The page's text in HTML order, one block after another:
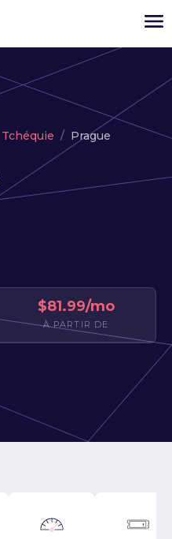
VPS
Serveurs dédiés
USD▾
MON ESPACE
Tchéquie Prague
$81.99/mo
À PARTIR DE